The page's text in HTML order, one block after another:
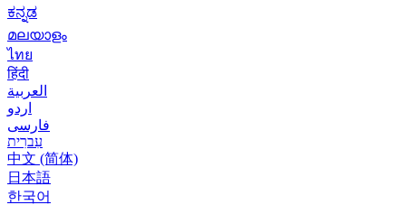
ಕನ್ನಡ
മലയാളം
ไทย
हिंदी
العربية
اردو
فارسی
עִברִית
中文 (简体)
日本語
한국어